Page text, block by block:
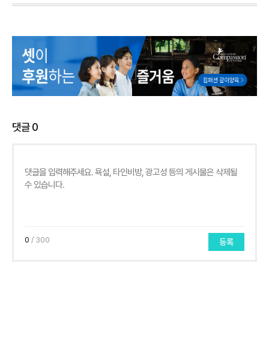
댓글0
0 / 300 등록